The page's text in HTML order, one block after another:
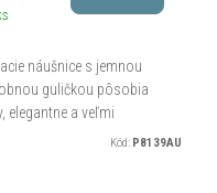
náušnice s jemnou
guličkou pôsobia
elegantne a veľmi
vytvárajú vzdušný
Kód: P8139AU